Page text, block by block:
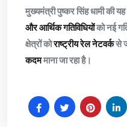
मुख्यमंत्री पुष्कर सिंह धामी की
और आर्थिक गतिविधियोंको नई
क्षेत्रों कोराष्ट्रीय रेल नेटवर्कसे
कदममाना जा रहा है।